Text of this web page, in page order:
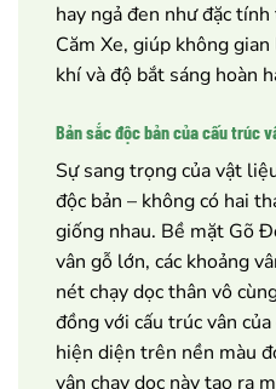
hay ngả đen như đặc
Căm Xe, giúp không
khí và độ bắt sáng hoàn
Bản sắc độc bản của cấu trúc
Sự sang trọng của vật
độc bản – không có hai
giống nhau. Bề mặt Gõ
vân gỗ lớn, các khoảng
nét chạy dọc thân vô
đồng với cấu trúc vân
hiện diện trên nền màu
vân chạy dọc này tạo ra